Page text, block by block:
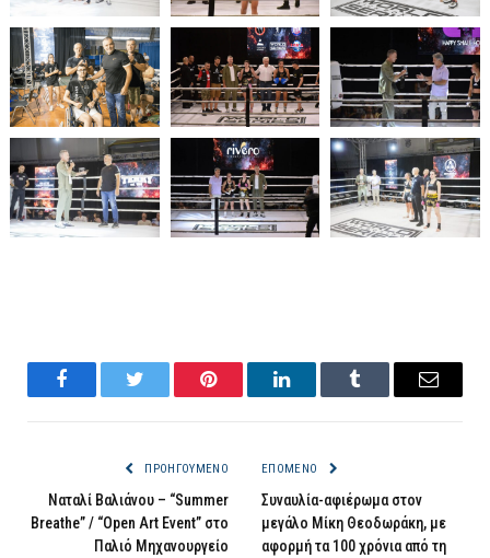
FacebookTwitter Pinterest LinkedInTumblr Email
ΠΡΟΗΓΟΎΜΕΝΟ
Ναταλί Βαλιάνου – “Summer
Breathe” / “Open Art Event” στο
Παλιό Μηχανουργείο
ΕΠΌΜΕΝΟ
Συναυλία-αφιέρωμα στον
μεγάλο Μίκη Θεοδωράκη, με
αφορμή τα 100 χρόνια από τη